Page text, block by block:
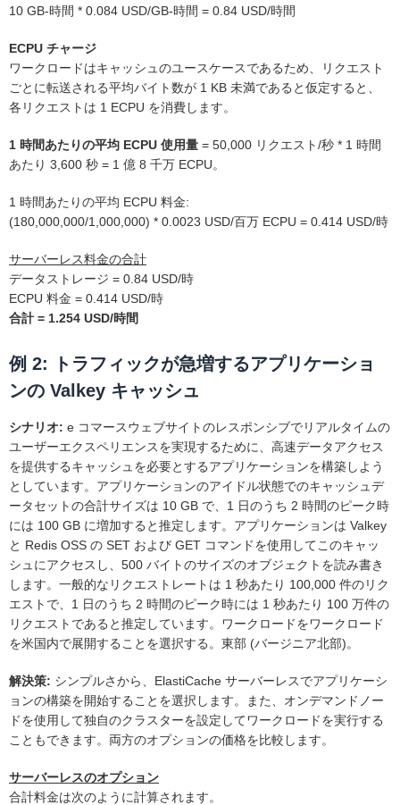
10 GB-時間 * 0.084 USD/GB-時間 = 0.84 USD/時間
ECPU チャージ
ワークロードはキャッシュのユースケースであるため、リクエスト
ごとに転送される平均バイト数が 1 KB 未満であると仮定すると、
各リクエストは 1 ECPU を消費します。
1 時間あたりの平均 ECPU 使用量 = 50,000 リクエスト/秒 * 1 時間
あたり 3,600 秒 = 1 億 8 千万 ECPU。
1 時間あたりの平均 ECPU 料金:
(180,000,000/1,000,000) * 0.0023 USD/百万 ECPU = 0.414 USD/時
サーバーレス料金の合計
データストレージ = 0.84 USD/時
ECPU 料金 = 0.414 USD/時
合計 = 1.254 USD/時間
例 2: トラフィックが急増するアプリケーショ
ンの Valkey キャッシュ
シナリオ: e コマースウェブサイトのレスポンシブでリアルタイムの
ユーザーエクスペリエンスを実現するために、高速データアクセス
を提供するキャッシュを必要とするアプリケーションを構築しよう
としています。アプリケーションのアイドル状態でのキャッシュデ
ータセットの合計サイズは 10 GB で、1 日のうち 2 時間のピーク時
には 100 GB に増加すると推定します。アプリケーションは Valkey
と Redis OSS の SET および GET コマンドを使用してこのキャッ
シュにアクセスし、500 バイトのサイズのオブジェクトを読み書き
します。一般的なリクエストレートは 1 秒あたり 100,000 件のリク
エストで、1 日のうち 2 時間のピーク時には 1 秒あたり 100 万件の
リクエストであると推定しています。ワークロードをワークロード
を米国内で展開することを選択する。東部 (バージニア北部)。
解決策: シンプルさから、ElastiCache サーバーレスでアプリケーシ
ョンの構築を開始することを選択します。また、オンデマンドノー
ドを使用して独自のクラスターを設定してワークロードを実行する
こともできます。両方のオプションの価格を比較します。
サーバーレスのオプション
合計料金は次のように計算されます。